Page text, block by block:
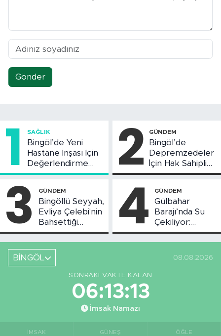
Gönder
1 SAĞLIK
Bingöl’de Yeni
Hastane İnşası İçin
Değerlendirme
Toplantısı Yapıldı
2 GÜNDEM
Bingöl’de
Depremzedeler
İçin Hak Sahipliği
Askı Süreci
3 GÜNDEM
Bingöllü Seyyah,
Evliya Çelebi'nin
Bahsettiği
Bingöl'deki O
Yeri Görüntüledi
4 GÜNDEM
Gülbahar
Barajı’nda Su
Çekiliyor:
Piknikçi Sayısı
Azaldı
BİNGÖL
08.08.2026
SONRAKI VAKTE KALAN
06:13:12
İmsak Namazı
İMSAK GÜNEŞ ÖĞLE